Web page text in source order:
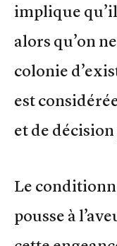
implique
alors qu’on
colonie
est
et de
Le
pousse à